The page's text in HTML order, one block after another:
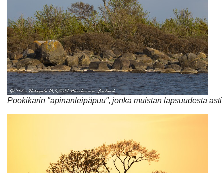
Pookikarin "apinanleipäpuu", jonka muistan lapsuudesta